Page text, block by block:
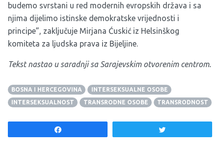
budemo svrstani u red modernih evropskih država i sa
njima dijelimo istinske demokratske vrijednosti i
principe”, zaključuje Mirjana Ćuskić iz Helsinškog
komiteta za ljudska prava iz Bijeljine.
Tekst nastao u saradnji sa Sarajevskim otvorenim centrom.
BOSNA I HERCEGOVINA
INTERSEKSUALNE OSOBE
INTERSEKSUALNOST
TRANSRODNE OSOBE TRANSRODNOST